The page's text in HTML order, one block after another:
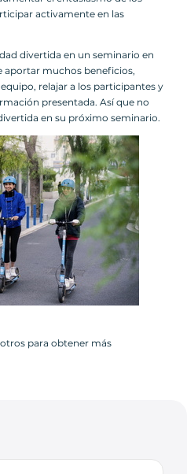
activamente en las
divertida en un seminario en
aportar muchos beneficios,
relajar a los participantes y
presentada. Así que no
en su próximo seminario.
para obtener más